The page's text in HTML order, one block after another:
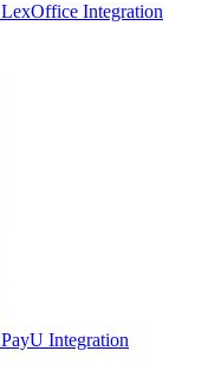
LexOffice Integration
PayU Integration